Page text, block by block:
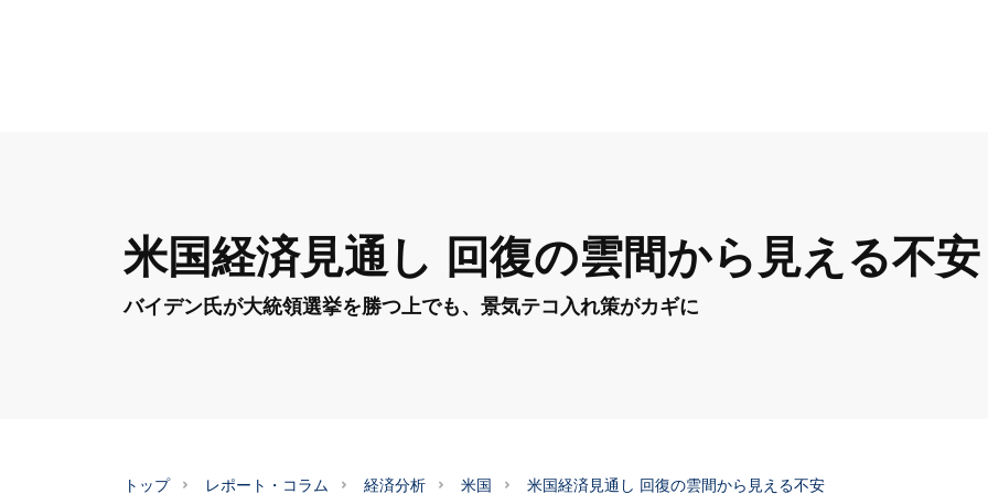
米国経済見通し 回復の雲間から見える不安
バイデン氏が大統領選挙を勝つ上でも、景気テコ入れ策がカギに
トップ レポート・コラム 経済分析 米国 米国経済見通し 回復の雲間から見える不安